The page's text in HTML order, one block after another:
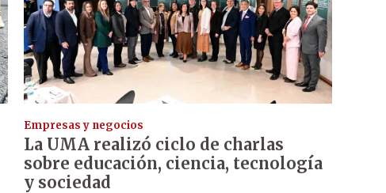
Empresas y negocios
La UMA realizó ciclo de charlas
sobre educación, ciencia, tecnología
y sociedad